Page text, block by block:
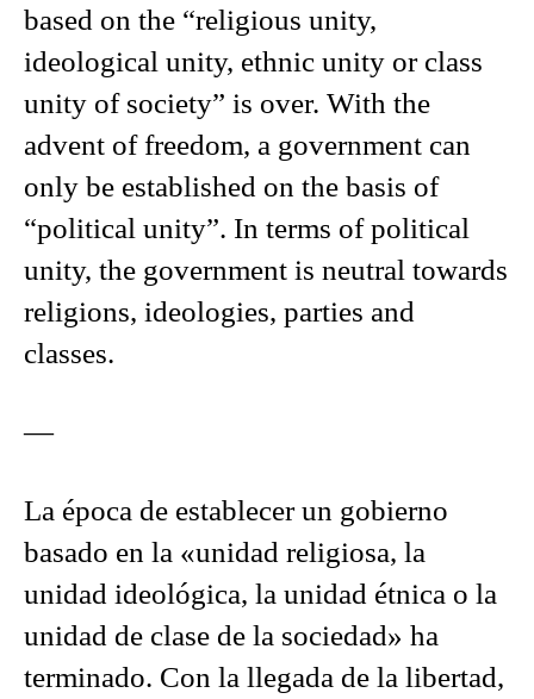
based on the “religious unity,
ideological unity, ethnic unity or class
unity of society” is over. With the
advent of freedom, a government can
only be established on the basis of
“political unity”. In terms of political
unity, the government is neutral towards
religions, ideologies, parties and
classes.
—
La época de establecer un gobierno
basado en la «unidad religiosa, la
unidad ideológica, la unidad étnica o la
unidad de clase de la sociedad» ha
terminado. Con la llegada de la libertad,